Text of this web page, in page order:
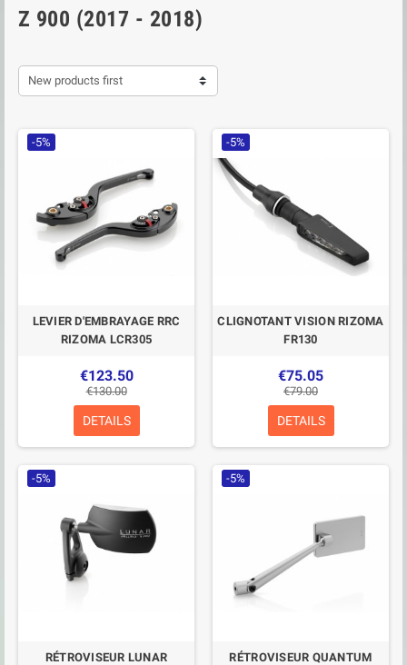
Z 900 (2017 - 2018)
New products first
-5%
LEVIER D'EMBRAYAGE RRC
RIZOMA LCR305
€123.50
€130.00
DETAILS
-5%
CLIGNOTANT VISION RIZOMA
FR130
€75.05
€79.00
DETAILS
-5%
RÉTROVISEUR LUNAR
-5%
RÉTROVISEUR QUANTUM